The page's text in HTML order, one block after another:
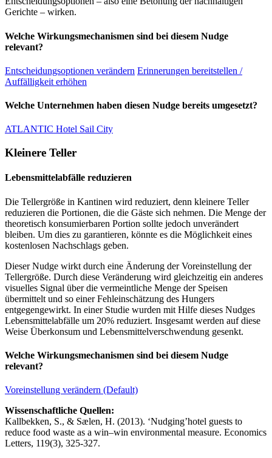
Gerichte – wirken.
Welche Wirkungsmechanismen sind bei diesem Nudge
relevant?
Entscheidungsoptionen verändern Erinnerungen bereitstellen /
Auffälligkeit erhöhen
Welche Unternehmen haben diesen Nudge bereits umgesetzt?
ATLANTIC Hotel Sail City
Kleinere Teller
Lebensmittelabfälle reduzieren
Die Tellergröße in Kantinen wird reduziert, denn kleinere Teller
reduzieren die Portionen, die die Gäste sich nehmen. Die Menge der
theoretisch konsumierbaren Portion sollte jedoch unverändert
bleiben. Um dies zu garantieren, könnte es die Möglichkeit eines
kostenlosen Nachschlags geben.
Dieser Nudge wirkt durch eine Änderung der Voreinstellung der
Tellergröße. Durch diese Veränderung wird gleichzeitig ein anderes
visuelles Signal über die vermeintliche Menge der Speisen
übermittelt und so einer Fehleinschätzung des Hungers
entgegengewirkt. In einer Studie wurden mit Hilfe dieses Nudges
Lebensmittelabfälle um 20% reduziert. Insgesamt werden auf diese
Weise Überkonsum und Lebensmittelverschwendung gesenkt.
Welche Wirkungsmechanismen sind bei diesem Nudge
relevant?
Voreinstellung verändern (Default)
Wissenschaftliche Quellen:
Kallbekken, S., & Sælen, H. (2013). ‘Nudging’hotel guests to
reduce food waste as a win–win environmental measure. Economics
Letters, 119(3), 325-327.